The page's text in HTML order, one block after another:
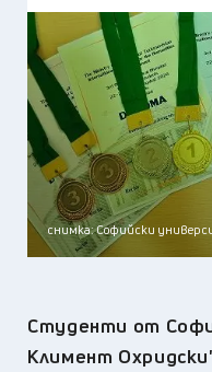
снимка: Софийски
Студенти от
Климент